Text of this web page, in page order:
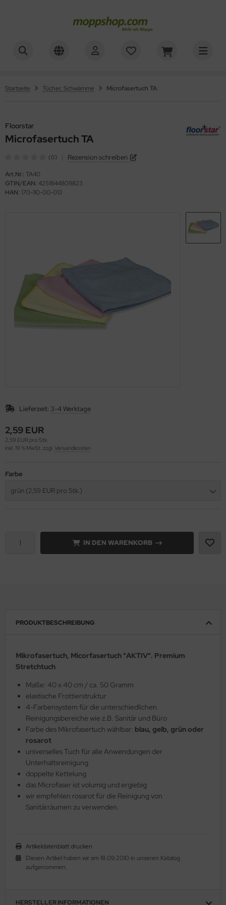
Startseite Tücher, Schwämme Microfasertuch TA
Floorstar
Microfasertuch TA
(0) Rezension schreiben
Art.Nr.: TA40
GTIN/EAN: 4251844809823
HAN: 170-110-00-013
Lieferzeit: 3-4 Werktage
2,59 EUR
2,59 EUR pro Stk.
inkl. 19 % MwSt. zzgl. Versandkosten
Farbe
grün (2,59 EUR pro Stk.)
IN DEN WARENKORB
PRODUKTBESCHREIBUNG
Mikrofasertuch, Micorfasertuch "AKTIV". Premium
Stretchtuch
Maße: 40 x 40 cm / ca. 50 Gramm
elastische Frottierstruktur
4-Farbensystem für die unterschiedlichen
Reinigungsbereiche wie z.B. Sanitär und Büro
Farbe des Mikrofasertuch wählbar: blau, gelb, grün oder
rosarot
universelles Tuch für alle Anwendungen der
Unterhaltsreinigung
doppelte Kettelung
das Microfaser ist volumig und ergiebig
wir empfehlen rosarot für die Reinigung von
Sanitärräumen zu verwenden.
Artikeldatenblatt drucken
Diesen Artikel haben wir am 18.09.2010 in unseren Katalog
aufgenommen.
HERSTELLER INFORMATIONEN